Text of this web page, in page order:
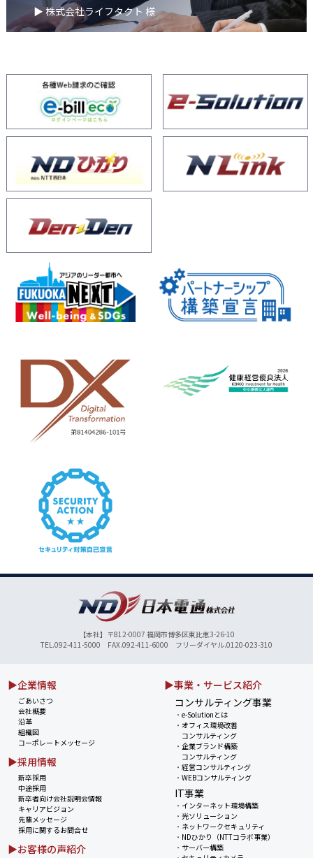
▶ 株式会社ライフタクト 様
【本社】〒812-0007 福岡市博多区東比恵3-26-10
TEL.092-411-5000 FAX.092-411-6000 フリーダイヤル.0120-023-310
▶企業情報
ごあいさつ
会社概要
沿革
組織図
コーポレートメッセージ
▶採用情報
新卒採用
中途採用
新卒者向け会社説明会情報
キャリアビジョン
先輩メッセージ
採用に関するお問合せ
▶お客様の声紹介
▶事業・サービス紹介
コンサルティング事業
・e-Solutionとは
・オフィス環境改善
コンサルティング
・企業ブランド構築
コンサルティング
・経営コンサルティング
・WEBコンサルティング
IT事業
・ インターネット環境構築
・光ソリューション
・ ネットワークセキュリティ
・ NDひかり（NTTコラボ事業）
・ サーバー構築